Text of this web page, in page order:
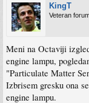
KingT
Veteran
Meni na Octaviji
engine lampu,
"Particulate Matter
Izbrisem gresku ona
engine lampu.